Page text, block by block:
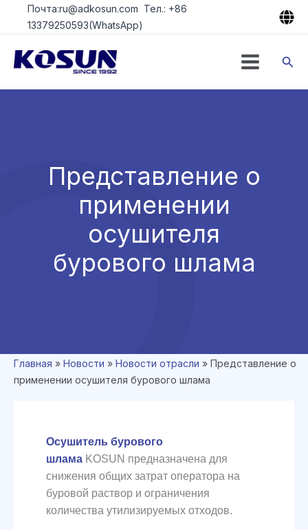
ПерейтиПочта:ru@adkosun.com Тел.: +86
13379250593(WhatsApp)
Представление о
применении
осушителя
бурового шлама
Главная » Новости » Новости отрасли » Представление о
применении осушителя бурового шлама
Осушитель бурового
шламаKOSUN предназначена для
снижения общих затрат оператора на
буровой раствор и ограничения
количества утилизируемых отходов.